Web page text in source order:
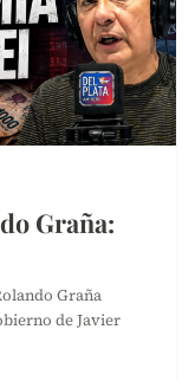
Graña:
Graña
de Javier